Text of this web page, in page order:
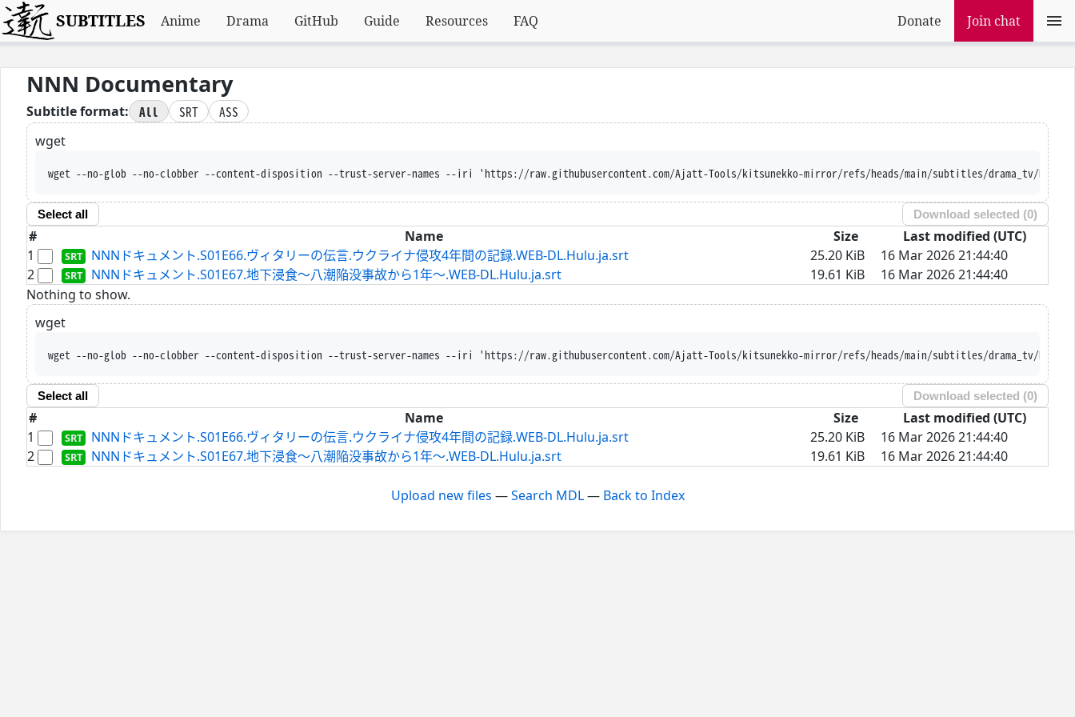
SUBTITLES Anime Drama GitHub Guide Resources FAQ Donate Join chat
NNN Documentary
Subtitle format: All SRT
ASS
wget
wget --no-glob --no-clobber --content-disposition --trust-server-names --iri 'https://raw.githubusercontent.com/Ajatt-Tools/kitsunekko-mirror/refs/heads/main/subtitles/drama_tv/NNN%20Documentary/
Select all Download selected (0)
# Name Size
Last modified (UTC)
1
NNNドキュメント.S01E66.ヴィタリーの伝言.ウクライナ侵攻4年間の記録.WEB-DL.Hulu.ja.srt 25.20 KiB
16 Mar 2026 21:44:40
2
NNNドキュメント.S01E67.地下浸食～八潮陥没事故から1年～.WEB-DL.Hulu.ja.srt 19.61 KiB
16 Mar 2026 21:44:40
Nothing to show.
wget
wget --no-glob --no-clobber --content-disposition --trust-server-names --iri 'https://raw.githubusercontent.com/Ajatt-Tools/kitsunekko-mirror/refs/heads/main/subtitles/drama_tv/NNN%20Documentary/
Select all Download selected (0)
# Name Size
Last modified (UTC)
1
NNNドキュメント.S01E66.ヴィタリーの伝言.ウクライナ侵攻4年間の記録.WEB-DL.Hulu.ja.srt 25.20 KiB
16 Mar 2026 21:44:40
2
NNNドキュメント.S01E67.地下浸食～八潮陥没事故から1年～.WEB-DL.Hulu.ja.srt 19.61 KiB 16 Mar 2026 21:44:40
Upload new files —Search MDL— Back to Index